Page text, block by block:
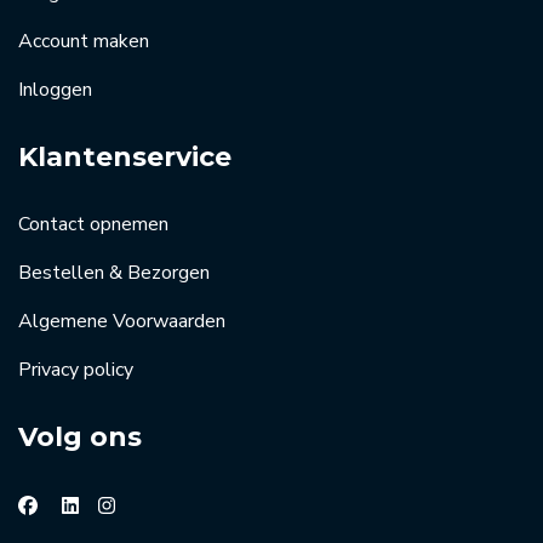
Account maken
Inloggen
Klantenservice
Contact opnemen
Bestellen & Bezorgen
Algemene Voorwaarden
Privacy policy
Volg ons